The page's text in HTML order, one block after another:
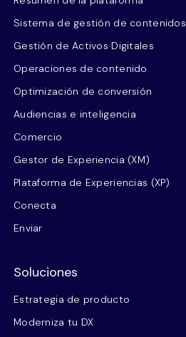
Sistema de gestión de contenidos
Gestión de Activos Digitales
Operaciones de contenido
Optimización de conversión
Audiencias e inteligencia
Comercio
Gestor de Experiencia (XM)
Plataforma de Experiencias (XP)
Conecta
Enviar
Soluciones
Estrategia de producto
Moderniza tu DX